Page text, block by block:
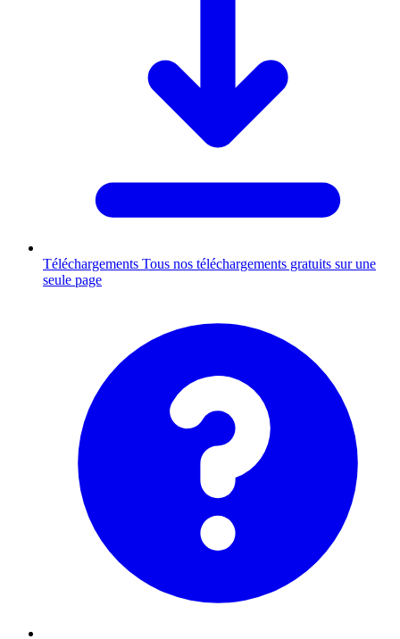
Téléchargements Tous nos téléchargements gratuits sur une
seule page